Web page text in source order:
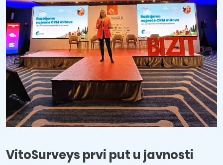
VitoSurveys prvi put u javnosti